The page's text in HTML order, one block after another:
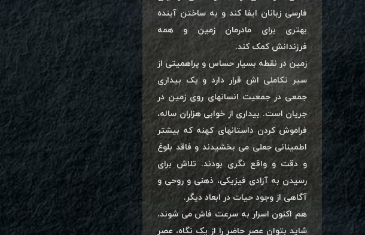
فارسی زبانان ایفا کند و به ساختن آینده
بهتری برای مادرمان زمین و همه
فرزندانش کمک کند.
زمین در نقطه بسیار حساس و پراهمیتی از
سیر تکاملی اش قرار دارد و یک بیداری
جمعی در جمعیت انسانهای روی زمین در
جریان است. بیداری از خوابی هزاران ساله،
فراموش کردن داستانهای کهنه که بیشتر
اطمینانی جعلی می بخشیدند و فاقد بلوغ
و دقت و واقع نگری بودند. تلاش برای
رسیدن به آزادی فیزیکی، ذهنی و روحی و
آگاهی از وجود حیات در ابعاد دیگر.
هم اکنون اسرار به سرعت فاش می شوند.
شاید بتوان عصر حاضر را از یک نگاه، عصر